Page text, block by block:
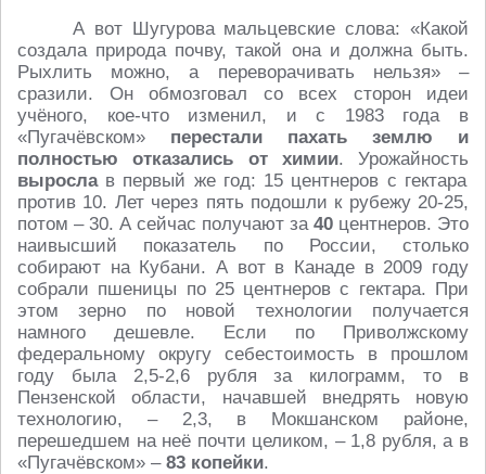
А вот Шугурова мальцевские слова: «Какой
создала природа почву, такой она и должна быть.
Рыхлить можно, а переворачивать нельзя» –
сразили. Он обмозговал со всех сторон идеи
учёного, кое-что изменил, и с 1983 года в
«Пугачёвском» перестали пахать землю и
полностью отказались от химии. Урожайность
вырослав первый же год: 15 центнеров с гектара
против 10. Лет через пять подошли к рубежу 20-25,
потом – 30. А сейчас получают за 40 центнеров. Это
наивысший показатель по России, столько
собирают на Кубани. А вот в Канаде в 2009 году
собрали пшеницы по 25 центнеров с гектара. При
этом зерно по новой технологии получается
намного дешевле. Если по Приволжскому
федеральному округу себестоимость в прошлом
году была 2,5-2,6 рубля за килограмм, то в
Пензенской области, начавшей внедрять новую
технологию, – 2,3, в Мокшанском районе,
перешедшем на неё почти целиком, – 1,8 рубля, а в
«Пугачёвском» – 83 копейки.